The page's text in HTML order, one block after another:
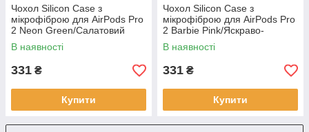
Чохол Silicon Case з
мікрофіброю для AirPods Pro
2 Neon Green/Салатовий
В наявності
331 ₴
Купити
Чохол Silicon Case з
мікрофіброю для AirPods Pro
2 Barbie Pink/Яскраво-
рожевий
В наявності
331 ₴
Купити